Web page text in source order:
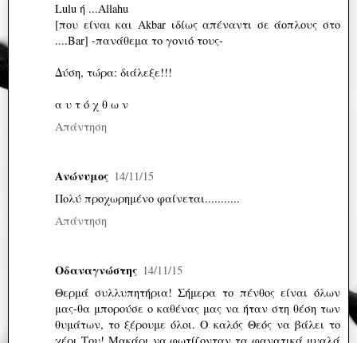
Lulu ή ...Allahu
[που είναι και Akbar ιδίως απέναντι σε άοπλους στο
....Bar] -πανάθεμα το γονιό τους-
Δύση, τώρα: διάλεξε!!!
α υ τ ό χ θ ω ν
Απάντηση
Ανώνυμος 14/11/15
Πολύ προχωρημένο φαίνεται...........
Απάντηση
Οδαναγνώστης 14/11/15
Θερμά συλλυπητήρια! Σήμερα το πένθος είναι όλων
μας-θα μπορούσε ο καθένας μας να ήταν στη θέση των
θυμάτων, το ξέρουμε όλοι. Ο καλός Θεός να βάλει το